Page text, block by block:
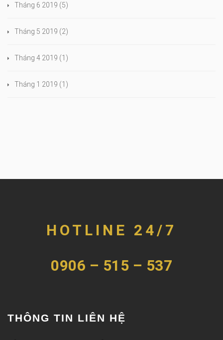
Tháng 6 2019 (5)
Tháng 5 2019 (2)
Tháng 4 2019 (1)
Tháng 1 2019 (1)
HOTLINE 24/7
0906 – 515 – 537
THÔNG TIN LIÊN HỆ